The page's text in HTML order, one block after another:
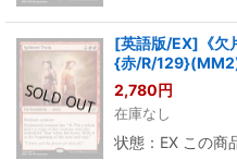
[英語版/EX]《欠
{赤/R/
2,780円
在庫なし
状態：EX この商